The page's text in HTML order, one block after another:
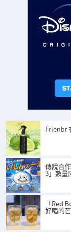
Frienbr
傳說合
3」數量
「Red
好喝的